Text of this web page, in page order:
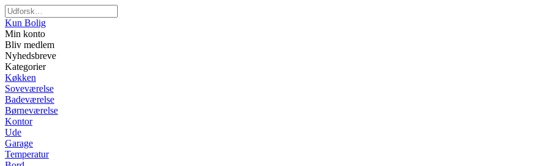
Kun Bolig
Min konto
Bliv medlem
Nyhedsbreve
Kategorier
Køkken
Soveværelse
Badeværelse
Børneværelse
Kontor
Ude
Garage
Temperatur